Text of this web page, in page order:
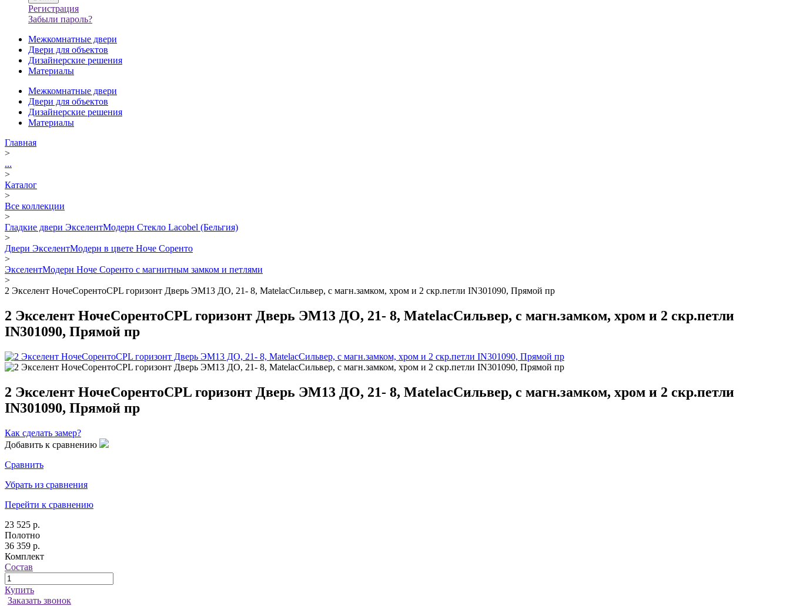
Регистрация
Забыли пароль?
Межкомнатные двери
Двери для объектов
Дизайнерские решения
Материалы
Межкомнатные двери
Двери для объектов
Дизайнерские решения
Материалы
Главная
>
...
>
Каталог
>
Все коллекции
>
Гладкие двери ЭкселентМодерн Стекло Lacobel (Бельгия)
>
Двери ЭкселентМодерн в цвете Ноче Соренто
>
ЭкселентМодерн Ноче Соренто с магнитным замком и петлями
>
2 Экселент НочеСорентоCPL горизонт Дверь ЭМ13 ДО, 21- 8, MatelacСильвер, с магн.замком, хром и 2 скр.петли IN301090, Прямой пр
2 Экселент НочеСорентоCPL горизонт Дверь ЭМ13 ДО, 21- 8, MatelacСильвер, с магн.замком, хром и 2 скр.петли
IN301090, Прямой пр
2 Экселент НочеСорентоCPL горизонт Дверь ЭМ13 ДО, 21- 8, MatelacСильвер, с магн.замком, хром и 2 скр.петли
IN301090, Прямой пр
Как сделать замер?
Добавить к сравнению
Сравнить
Убрать из сравнения
Перейти к сравнению
23 525 р.
Полотно
36 359 р.
Комплект
Состав
Купить
Заказать звонок